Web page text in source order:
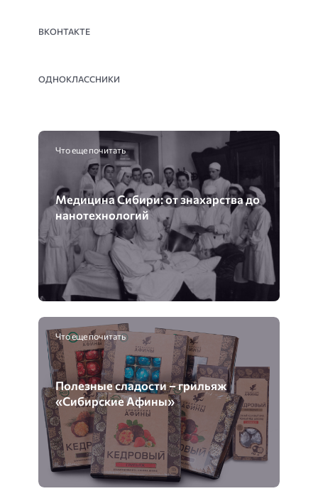
ВКОНТАКТЕ
ОДНОКЛАССНИКИ
Что еще почитать
Медицина Сибири: от знахарства до
нанотехнологий
Что еще почитать
Полезные сладости – грильяж
«Сибирские Афины»